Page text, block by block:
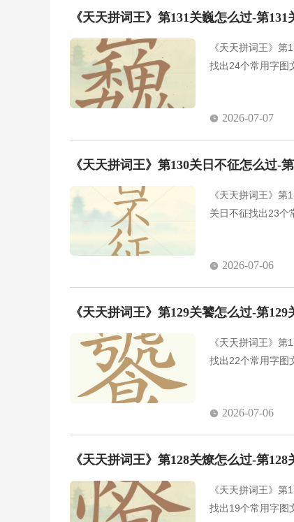
《天天拼词王》第131关巍怎么过-第
《天天拼词王》
找出24个常用字图
2026-07-07
《天天拼词王》第130关日不征怎么过-
《天天拼词王》
关日不征找出23个
2026-07-06
《天天拼词王》第129关饕怎么过-第
《天天拼词王》
找出22个常用字图
2026-07-06
《天天拼词王》第128关燎怎么过-第
《天天拼词王》
找出19个常用字图